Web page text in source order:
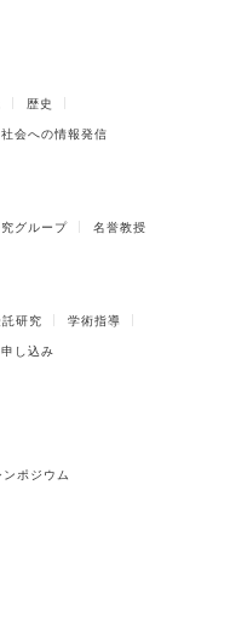
歴史
社会への情報発信
グループ 名誉教授
託研究 学術指導
し込み
ンポジウム